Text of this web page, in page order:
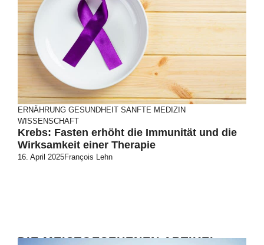
ERNÄHRUNG GESUNDHEIT SANFTE MEDIZIN
WISSENSCHAFT
Krebs: Fasten erhöht die Immunität und die
Wirksamkeit einer Therapie
16. April 2025François Lehn
DIE MEISTGESEHENEN ARTIKEL